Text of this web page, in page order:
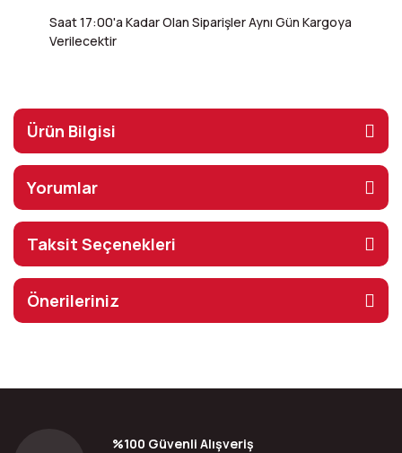
Saat 17:00'a Kadar Olan Siparişler Aynı Gün Kargoya
Verilecektir
Ürün Bilgisi
Yorumlar
Taksit Seçenekleri
Önerileriniz
%100 Güvenli Alışveriş